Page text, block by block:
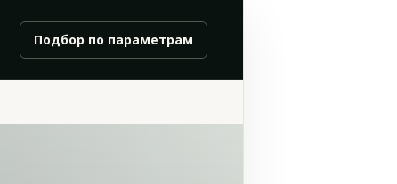
Подбор по параметрам